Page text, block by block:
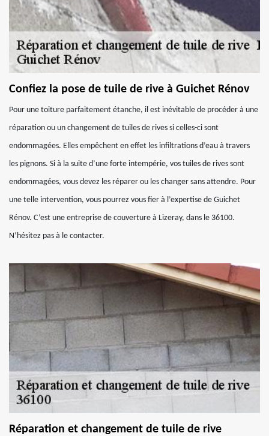
Confiez la pose de tuile de rive à Guichet Rénov
Pour une toiture parfaitement étanche, il est inévitable de procéder à une
réparation ou un changement de tuiles de rives si celles-ci sont
endommagées. Elles empêchent en effet les infiltrations d’eau à travers
les pignons. Si à la suite d’une forte intempérie, vos tuiles de rives sont
endommagées, vous devez les réparer ou les changer sans attendre. Pour
une telle intervention, vous pourrez vous fier à l’expertise de Guichet
Rénov. C’est une entreprise de couverture à Lizeray, dans le 36100.
N’hésitez pas à le contacter.
Réparation et changement de tuile de rive